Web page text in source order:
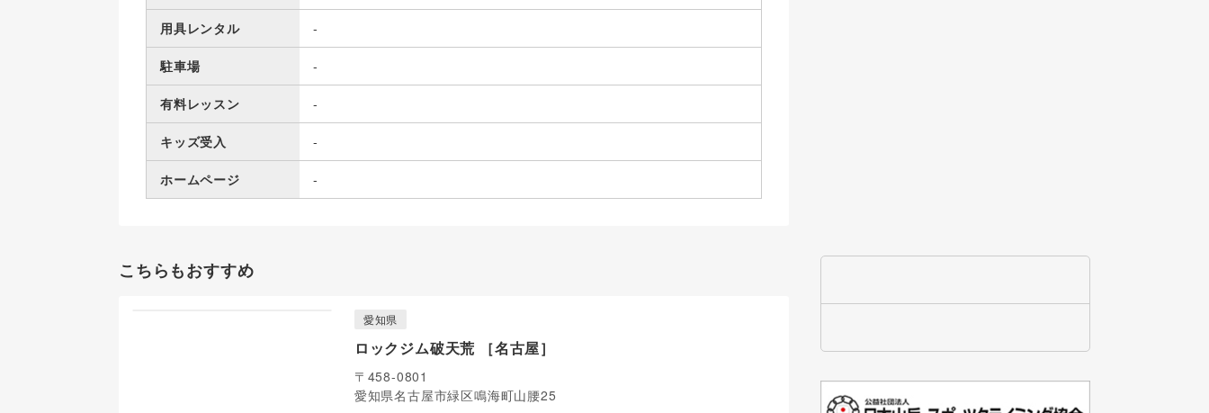
用具レンタル -
駐車場 -
有料レッスン -
キッズ受入 -
ホームページ -
こちらもおすすめ
愛知県
ロックジム破天荒 ［名古屋］
〒458-0801
愛知県名古屋市緑区鳴海町山腰25